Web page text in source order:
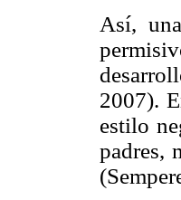
Así,
2007).
estilo
padres,